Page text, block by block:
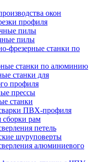
окон
профиля
пилы
пилы
фрезерные станки по
станки по алюминию
станки для
профиля
прессы
станки
ПВХ-профиля
сборки рам
петель
шуруповерты
алюминиевого